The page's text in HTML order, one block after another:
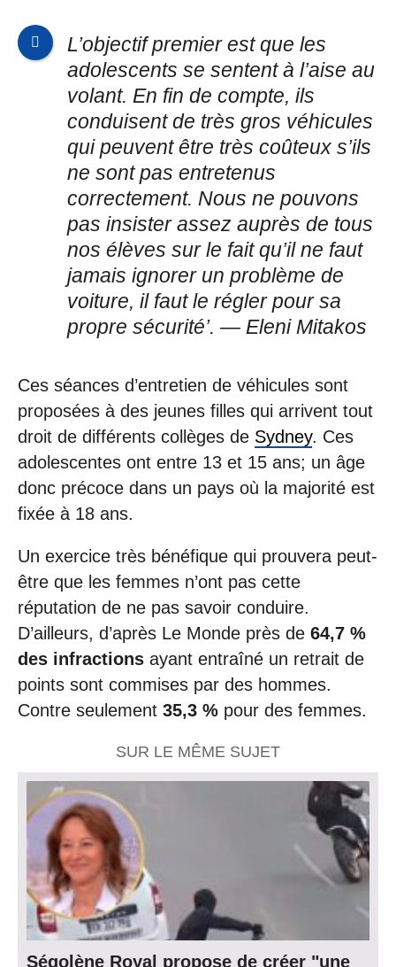
L’objectif premier est que les
adolescents se sentent à l’aise au
volant. En fin de compte, ils
conduisent de très gros véhicules
qui peuvent être très coûteux s’ils
ne sont pas entretenus
correctement. Nous ne pouvons
pas insister assez auprès de tous
nos élèves sur le fait qu’il ne faut
jamais ignorer un problème de
voiture, il faut le régler pour sa
propre sécurité’. — Eleni Mitakos
Ces séances d’entretien de véhicules sont
proposées à des jeunes filles qui arrivent tout
droit de différents collèges de Sydney. Ces
adolescentes ont entre 13 et 15 ans; un âge
donc précoce dans un pays où la majorité est
fixée à 18 ans.
Un exercice très bénéfique qui prouvera peut-
être que les femmes n’ont pas cette
réputation de ne pas savoir conduire.
D’ailleurs, d’après Le Monde près de 64,7 %
des infractions ayant entraîné un retrait de
points sont commises par des hommes.
Contre seulement 35,3 % pour des femmes.
SUR LE MÊME SUJET
Ségolène Royal propose de créer "une